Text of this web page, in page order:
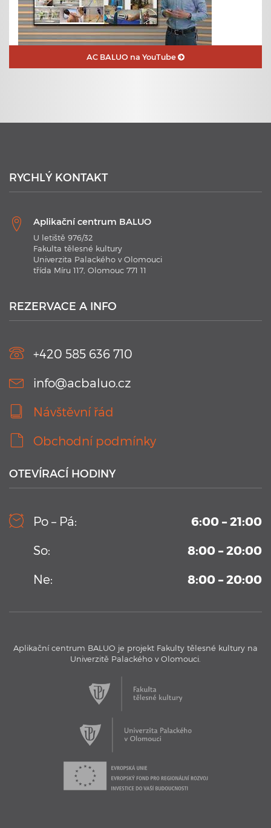
21. 1. 2020
technologií 2020
Kamerový systém v testovacím bazénu Aplikačního
centra BALUO
Vysoko-sekvenční kamerový systém permanentně
umístění v Aplikačním centrum BALUO. Více informací zde
Aplikační centrum BALUO - Testovací bazén
Aplikační centrum BALUO představuje jeho jedinečný
testovací bazén s kamerovým systémem.
AC BALUO na YouTube
RYCHLÝ KONTAKT
Aplikační centrum BALUO
U letiště 976/32
Fakulta tělesné kultury
Univerzita Palackého v Olomouci
třída Míru 117, Olomouc 771 11
REZERVACE A INFO
+420 585 636 710
info@acbaluo.cz
Návštěvní řád
Obchodní podmínky
OTEVÍRACÍ HODINY
Po – Pá:
6:00 – 21:00
So:
8:00 – 20:00
Ne:
8:00 – 20:00
Aplikační centrum BALUO je projekt Fakulty tělesné kultury na
Univerzitě Palackého v Olomouci.